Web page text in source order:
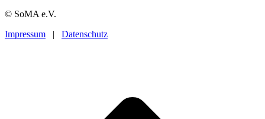
© SoMA e.V.
Impressum | Datenschutz